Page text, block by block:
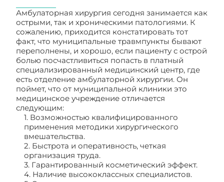
Амбулаторная хирургия сегодня занимается как
острыми, так и хроническими патологиями. К
сожалению, приходится констатировать тот
факт, что муниципальные травмпункты бывают
переполнены, и хорошо, если пациенту с острой
болью посчастливиться попасть в платный
специализированный медицинский центр, где
есть отделение амбулаторной хирургии. Он
поймет, что от муниципальной клиники это
медицинское учреждение отличается
следующим:
1. Возможностью квалифицированного
применения методики хирургического
вмешательства.
2. Быстрота и оперативность, четкая
организация труда.
3. Гарантированный косметический эффект.
4. Наличие высококлассных специалистов.